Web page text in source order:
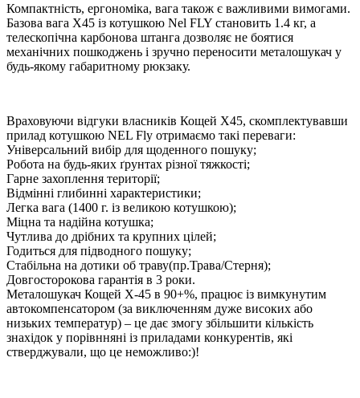
Компактність, ергономіка, вага також є важливими вимогами.
Базова вага Х45 із котушкою Nel FLY становить 1.4 кг, а
телескопічна карбонова штанга дозволяє не боятися
механічних пошкоджень і зручно переносити металошукач у
будь-якому габаритному рюкзаку.
Враховуючи відгуки власників Кощей Х45, скомплектувавши
прилад котушкою NEL Fly отримаємо такі переваги:
Універсальний вибір для щоденного пошуку;
Робота на будь-яких ґрунтах різної тяжкості;
Гарне захоплення території;
Відмінні глибинні характеристики;
Легка вага (1400 г. із великою котушкою);
Міцна та надійна котушка;
Чутлива до дрібних та крупних цілей;
Годиться для підводного пошуку;
Стабільна на дотики об траву(пр.Трава/Стерня);
Довгосторокова гарантія в 3 роки.
Металошукач Кощей Х-45 в 90+%, працює із вимкунутим
автокомпенсатором (за виключенням дуже високих або
низьких температур) – це дає змогу збільшити кількість
знахідок у порівнняні із приладами конкурентів, які
стверджували, що це неможливо:)!